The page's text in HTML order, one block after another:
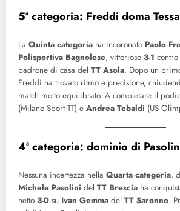
5ª categoria: Freddi doma
La Quinta categoria ha incoronato Paolo
Polisportiva Bagnolese, vittorioso 3-1 contro
padrone di casa del TT Asola. Dopo un
Freddi ha trovato ritmo e precisione,
match molto equilibrato. A completare il
(Milano Sport TT) e Andrea Tebaldi (US
4ª categoria: dominio di
Nessuna incertezza nella Quarta categoria,
Michele Pasolini del TT Brescia ha
netto 3-0 su Ivan Gemma del TT Saronno.